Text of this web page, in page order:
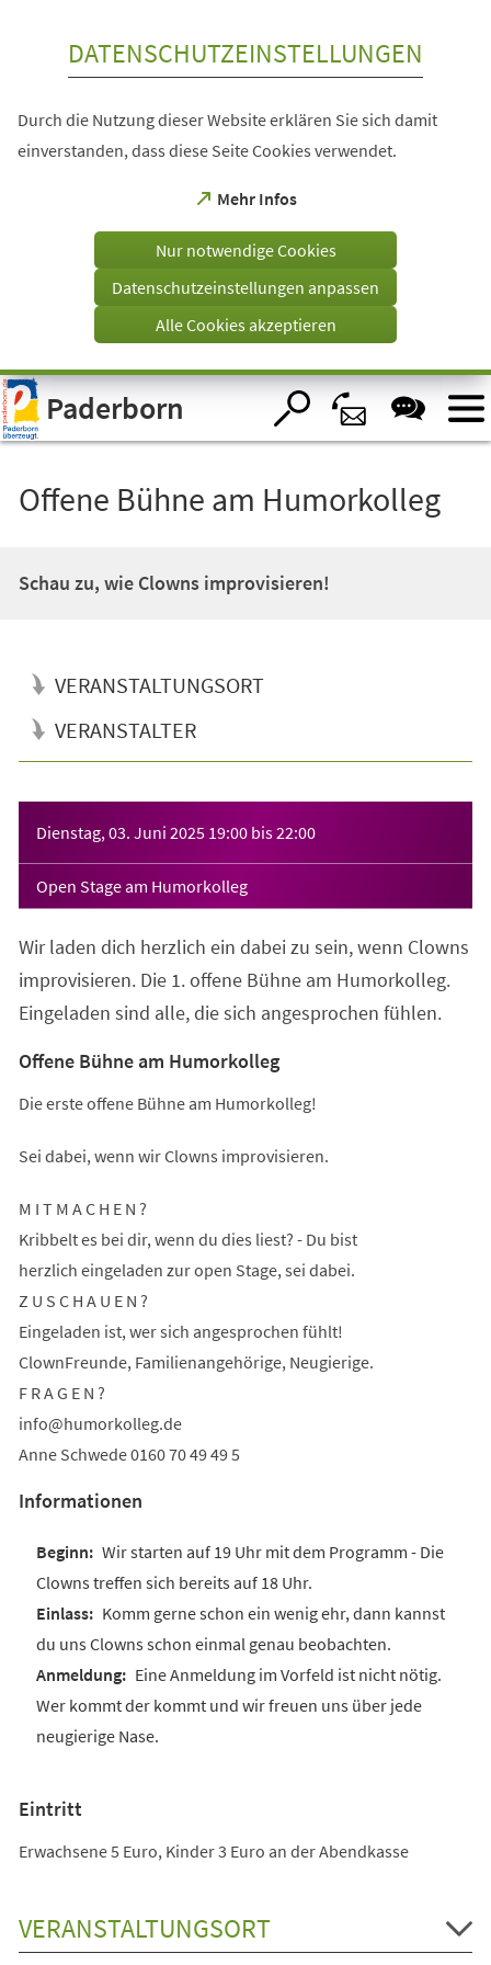
Visuelle
Assistenzsoftware
öffnen.
DATENSCHUTZEINSTELLUNGEN
Durch die Nutzung dieser Website erklären Sie sich damit
einverstanden, dass diese Seite Cookies verwendet.
Mehr Infos
(Öffnet
einem
Tab)
Nur notwendige Cookies
Datenschutzeinstellungen anpassen
Alle Cookies akzeptieren
Paderborn
Offene Bühne am Humorkolleg
Schau zu, wie Clowns improvisieren!
VERANSTALTUNGSORT
VERANSTALTER
Dienstag, 03. Juni 2025 19:00 bis22:00
Open Stage am Humorkolleg
Wir laden dich herzlich ein dabei zu sein, wenn Clowns
improvisieren. Die 1. offene Bühne am Humorkolleg.
Eingeladen sind alle, die sich angesprochen fühlen.
Offene Bühne am Humorkolleg
Die erste offene Bühne am Humorkolleg!
Sei dabei, wenn wir Clowns improvisieren.
M I T M A C H E N ?
Kribbelt es bei dir, wenn du dies liest? - Du bist
herzlich eingeladen zur open Stage, sei dabei.
Z U S C H A U E N ?
Eingeladen ist, wer sich angesprochen fühlt!
ClownFreunde, Familienangehörige, Neugierige.
F R A G E N ?
info
humorkolleg de
Anne Schwede 0160 70 49 49 5
Informationen
Wir starten auf 19 Uhr mit dem Programm - Die
Clowns treffen sich bereits auf 18 Uhr.
Komm gerne schon ein wenig ehr, dann kannst
du uns Clowns schon einmal genau beobachten.
Eine Anmeldung im Vorfeld ist nicht nötig.
Wer kommt der kommt und wir freuen uns über jede
neugierige Nase.
Eintritt
Erwachsene 5 Euro, Kinder 3 Euro an der Abendkasse
VERANSTALTUNGSORT